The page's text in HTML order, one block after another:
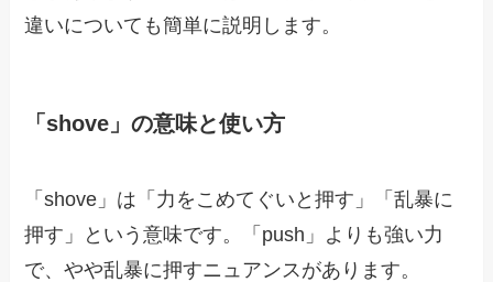
違いについても簡単に説明します。
「shove」の意味と使い方
「shove」は「力をこめてぐいと押す」「乱暴に
押す」という意味です。「push」よりも強い力
で、やや乱暴に押すニュアンスがあります。